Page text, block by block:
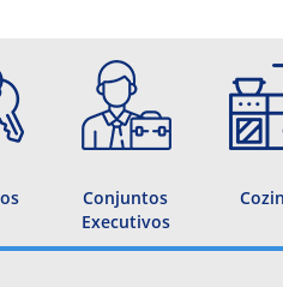
Conjuntos
Executivos